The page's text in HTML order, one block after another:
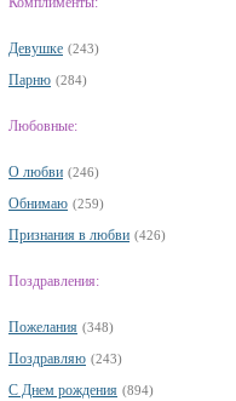
Девушке (243)
Парню (284)
Любовные:
О любви (246)
Обнимаю (259)
Признания в любви (426)
Поздравления:
Пожелания (348)
Поздравляю (243)
С Днем рождения (894)